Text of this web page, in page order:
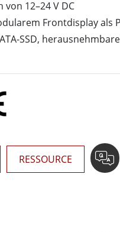
von 12–24 V DC
Frontdisplay als
SSD,
RESSOURCE